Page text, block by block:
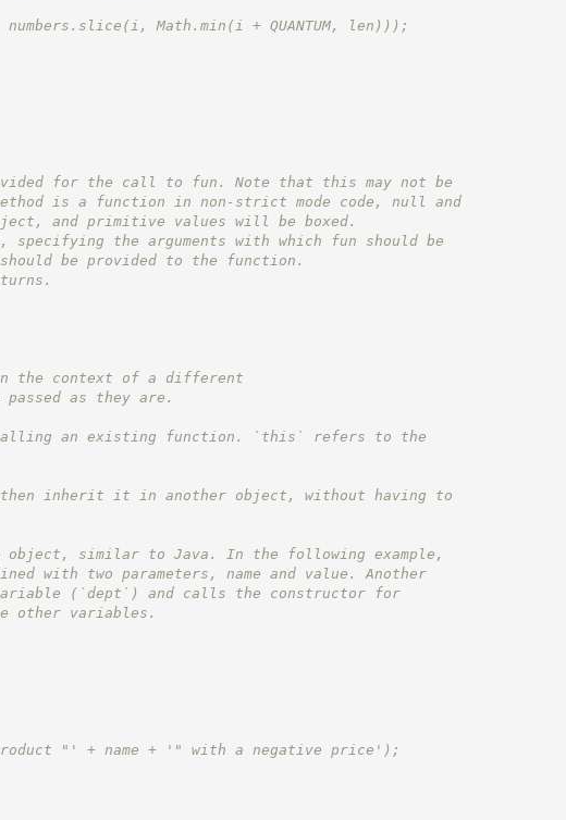
Math.min(i + QUANTUM, len)));
for the call to fun. Note that this may not be
is a function in non-strict mode code, null and
and primitive values will be boxed.
specifying the arguments with which fun should be
be provided to the function.
the context of a different
as they are.
an existing function. `this` refers to the
then inherit it in another object, without having to
object, similar to Java. In the following example,
with two parameters, name and value. Another
(`dept`) and calls the constructor for
other variables.
"' + name + '" with a negative price');